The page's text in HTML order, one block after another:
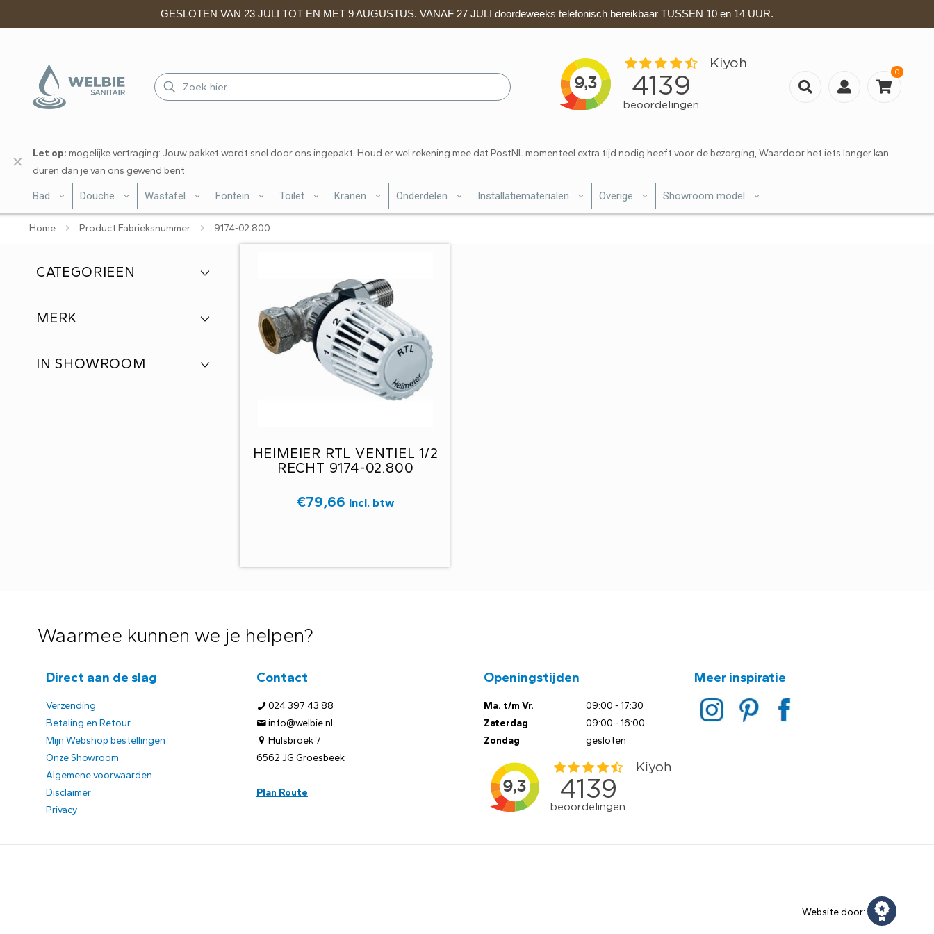
GESLOTEN VAN 23 JULI TOT EN MET 9 AUGUSTUS. VANAF 27 JULI doordeweeks telefonisch bereikbaar TUSSEN 10 en 14 UUR.
0
Let op: mogelijke vertraging: Jouw pakket wordt snel door ons ingepakt. Houd er wel rekening mee dat PostNL momenteel extra tijd nodig heeft voor de bezorging, Waardoor het iets langer kan
duren dan je van ons gewend bent.
✕
Bad Douche Wastafel Fontein Toilet Kranen Onderdelen Installatiematerialen Overige Showroom model
Home Product Fabrieksnummer 9174-02.800
HEIMEIER RTL VENTIEL 1/2
RECHT 9174-02.800
€79,66 Incl. btw
CATEGORIEEN
MERK
IN SHOWROOM
Waarmee kunnen we je helpen?
Direct aan de slag
Verzending
Betaling en Retour
Mijn Webshop bestellingen
Onze Showroom
Algemene voorwaarden
Disclaimer
Privacy
Contact
024 397 43 88
info@welbie.nl
Hulsbroek 7
6562 JG Groesbeek
Plan Route
Openingstijden
Ma. t/m Vr.
Zaterdag
Zondag
09:00 - 17:30
09:00 - 16:00
gesloten
Meer inspiratie
Website door: